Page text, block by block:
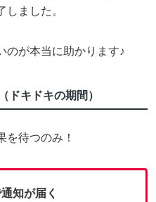
ました。
のが本当に助かります♪
ドキドキの期間）
を待つのみ！
知が届く